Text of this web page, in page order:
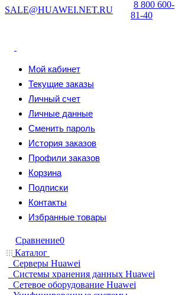
SALE@HUAWEI.NET.RU
8 800 600-
81-40
Мой кабинет
Текущие заказы
Личный счет
Личные данные
Сменить пароль
История заказов
Профили заказов
Корзина
Подписки
Контакты
Избранные товары
Сравнение0
Каталог
Серверы Huawei
Системы хранения данных Huawei
Сетевое оборудование Huawei